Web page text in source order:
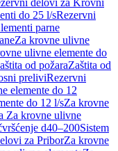
delovi za Krovni
do 25 l/sRezervni
parne
Za krovne ulivne
ulivne elemente do
od požaraZaštita od
preliviRezervni
elemente do 12
do 12 l/sZa krovne
Za krovne ulivne
d40–200Sistem
za PriborZa krovne